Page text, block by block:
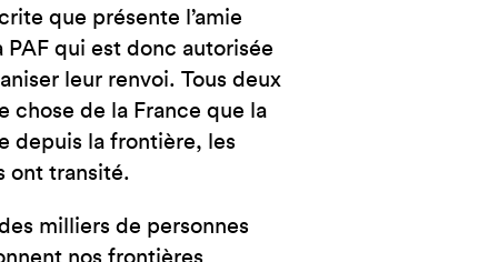
que présente l’amie
qui est donc autorisée
leur renvoi. Tous deux
chose de la France que la
depuis la frontière, les
ont transité.
milliers de personnes
nos frontières